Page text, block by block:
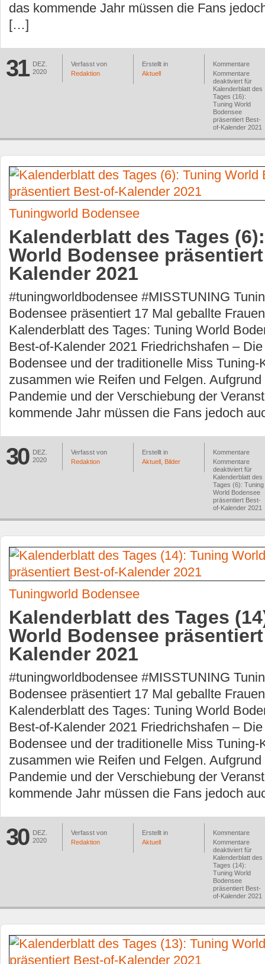
das kommende Jahr müssen die Fans
[…]
31
DEZ.
2020
Verfasst von
Redaktion
Erstellt in
Aktuell
Kommentare
Kommentare
deaktiviert für
Kalenderblatt des
Tages (16):
Tuning World
Bodensee
präsentiert Best-
of-Kalender 2021
Tuningworld Bodensee
Kalenderblatt des Tages
World Bodensee
Kalender 2021
#tuningworldbodensee #MISSTUNING
Bodensee präsentiert 17 Mal geballte
Kalenderblatt des Tages: Tuning World
Best-of-Kalender 2021 Friedrichshafen –
Bodensee und der traditionelle Miss Tuning-
zusammen wie Reifen und Felgen.
Pandemie und der Verschiebung der
kommende Jahr müssen die Fans jedoch
30
DEZ.
2020
Verfasst von
Redaktion
Erstellt in
Aktuell Bilder
Kommentare
Kommentare
deaktiviert für
Kalenderblatt des
Tages (6): Tuning
World Bodensee
präsentiert Best-
of-Kalender 2021
Tuningworld Bodensee
Kalenderblatt des Tages
World Bodensee
Kalender 2021
#tuningworldbodensee #MISSTUNING
Bodensee präsentiert 17 Mal geballte
Kalenderblatt des Tages: Tuning World
Best-of-Kalender 2021 Friedrichshafen –
Bodensee und der traditionelle Miss Tuning-
zusammen wie Reifen und Felgen.
Pandemie und der Verschiebung der
kommende Jahr müssen die Fans jedoch
30
DEZ.
2020
Verfasst von
Redaktion
Erstellt in
Aktuell
Kommentare
Kommentare
deaktiviert für
Kalenderblatt des
Tages (14):
Tuning World
Bodensee
präsentiert Best-
of-Kalender 2021